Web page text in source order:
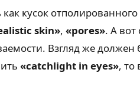
кусок
skin», «pores». А вот
Взгляд же
«catchlight in eyes», то